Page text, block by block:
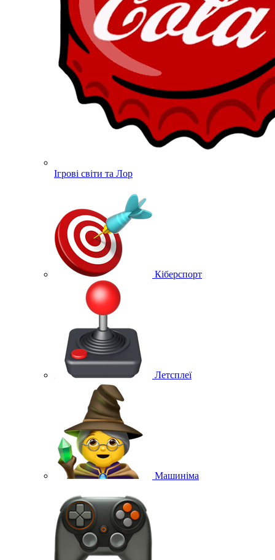
Ігрові світи та Лор
Кіберспорт
Летсплеї
Машиніма